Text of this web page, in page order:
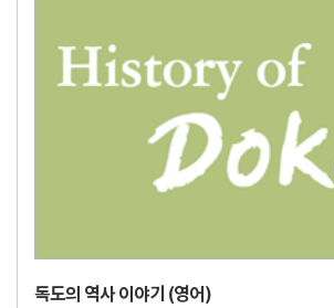
독도의 역사 이야기 (영어)